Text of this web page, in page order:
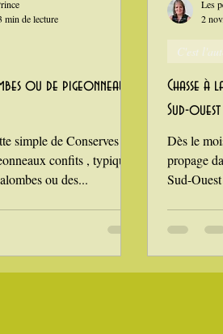
ou de pigeonneaux
simple de Conserves de
confits , typique
: des palombes ou des...
min de lecture
Chasse à
Sud-
Dès le
propage
Sud-Ouest
C'est
Les
2